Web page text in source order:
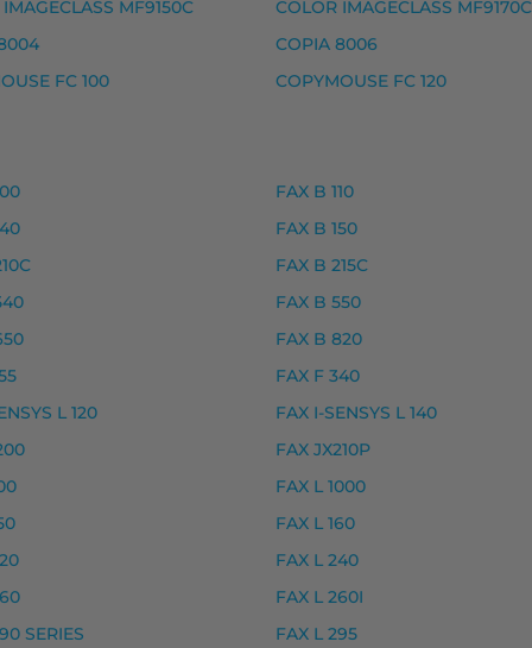
premium
premium
I-SENSYS LBP650 SERIES, I-SENSYS LBP654CDW,
– tarvike, premium musteet
– tarvike premium musteet
MF9150C COLOR IMAGECLASS MF9170C
COPIA 8006
FC 100 COPYMOUSE FC 120
FAX B 110
FAX B 150
FAX B 215C
FAX B 550
FAX B 820
FAX F 340
L 120 FAX I-SENSYS L 140
FAX JX210P
FAX L 1000
FAX L 160
FAX L 240
FAX L 260I
SERIES FAX L 295